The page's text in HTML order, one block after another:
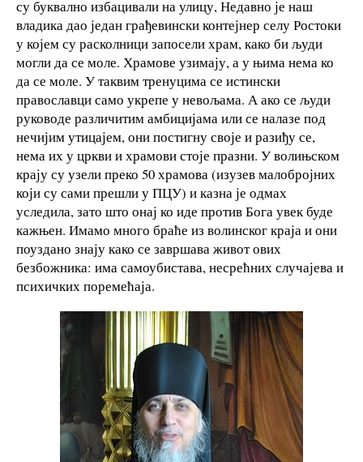
су буквално избацивали на улицу, Недавно је наш
владика дао један грађевински контејнер селу Ростоки
у којем су расколници запосели храм, како би људи
могли да се моле. Храмове узимају, а у њима нема ко
да се моле. У таквим тренуцима се истински
православци само укрепе у невољама. А ако се људи
руководе различитим амбицијама или се налазе под
нечијим утицајем, они постигну своје и разиђу се,
нема их у цркви и храмови стоје празни. У волињском
крају су узели преко 50 храмова (изузев малобројних
који су сами прешли у ПЦУ) и казна је одмах
уследила, зато што онај ко иде против Бога увек буде
кажњен. Имамо много браће из волинског краја и они
поуздано знају како се завршава живот ових
безбожника: има самоубистава, несрећних случајева и
психичких поремећаја.